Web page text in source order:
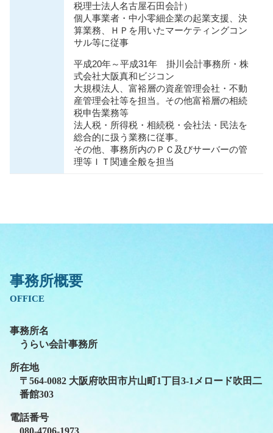
税理士法人名古屋石田会計）
個人事業者・中小零細企業の起業支援、決
算業務、ＨＰを用いたマーケティングコン
サル等に従事
平成20年～平成31年 掛川会計事務所・株
式会社大阪真和ビジコン
大規模法人、富裕層の資産管理会社・不動
産管理会社等を担当。その他富裕層の相続
税申告業務等
法人税・所得税・相続税・会社法・⺠法を
総合的に扱う業務に従事。
その他、事務所内のＰＣ及びサーバーの管
理等ＩＴ関連全般を担当
事務所概要
OFFICE
事務所名
うらい会計事務所
所在地
〒564-0082 大阪府吹田市片山町1丁目3-1メロード吹田二
番館303
電話番号